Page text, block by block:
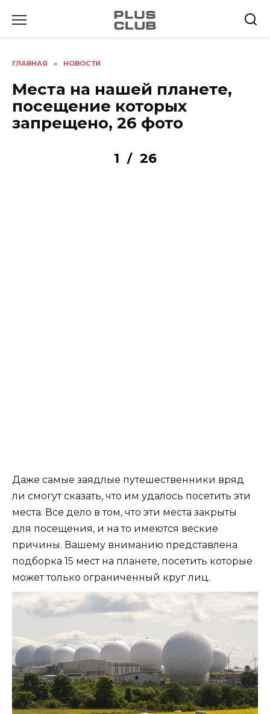
ГЛАВНАЯ » НОВОСТИ
Места на нашей планете,
посещение которых
запрещено, 26 фото
1 / 26
Даже самые заядлые путешественники вряд
ли смогут сказать, что им удалось посетить эти
места. Все дело в том, что эти места закрыты
для посещения, и на то имеются веские
причины. Вашему вниманию представлена
подборка 15 мест на планете, посетить которые
может только ограниченный круг лиц.